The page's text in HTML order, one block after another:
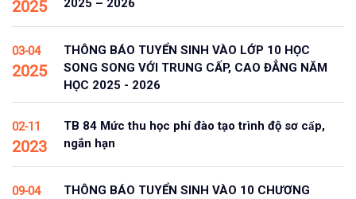
2025
03-04
2025
THÔNG BÁO TUYỂN SINH VÀO LỚP 10 HỌC
SONG SONG VỚI TRUNG CẤP, CAO ĐẲNG NĂM
HỌC 2025 - 2026
02-11
2023
TB 84 Mức thu học phí đào tạo trình độ sơ cấp,
ngắn hạn
09-04
THÔNG BÁO TUYỂN SINH VÀO 10 CHƯƠNG